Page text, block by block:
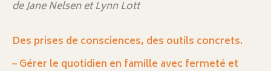
de Jane Nelsen et Lynn Lott
Des prises de consciences, des outils concrets.
– Gérer le quotidien en famille avec fermeté et